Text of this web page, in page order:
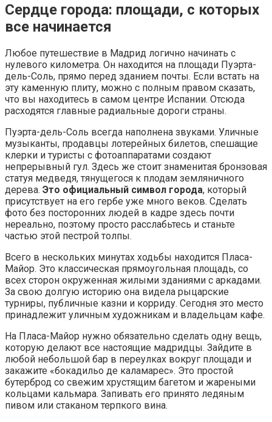
Сердце города: площади, с которых
все начинается
Любое путешествие в Мадрид логично начинать с
нулевого километра. Он находится на площади Пуэрта-
дель-Соль, прямо перед зданием почты. Если встать на
эту каменную плиту, можно с полным правом сказать,
что вы находитесь в самом центре Испании. Отсюда
расходятся главные радиальные дороги страны.
Пуэрта-дель-Соль всегда наполнена звуками. Уличные
музыканты, продавцы лотерейных билетов, спешащие
клерки и туристы с фотоаппаратами создают
непрерывный гул. Здесь же стоит знаменитая бронзовая
статуя медведя, тянущегося к плодам земляничного
дерева. Это официальный символ города, который
присутствует на его гербе уже много веков. Сделать
фото без посторонних людей в кадре здесь почти
нереально, поэтому просто расслабьтесь и станьте
частью этой пестрой толпы.
Всего в нескольких минутах ходьбы находится Пласа-
Майор. Это классическая прямоугольная площадь, со
всех сторон окруженная жилыми зданиями с аркадами.
За свою долгую историю она видела рыцарские
турниры, публичные казни и корриду. Сегодня это место
принадлежит уличным художникам и владельцам кафе.
На Пласа-Майор нужно обязательно сделать одну вещь,
которую делают все настоящие мадридцы. Зайдите в
любой небольшой бар в переулках вокруг площади и
закажите «бокадильо де каламарес». Это простой
бутерброд со свежим хрустящим багетом и жареными
кольцами кальмара. Запивать его принято ледяным
пивом или стаканом терпкого вина.